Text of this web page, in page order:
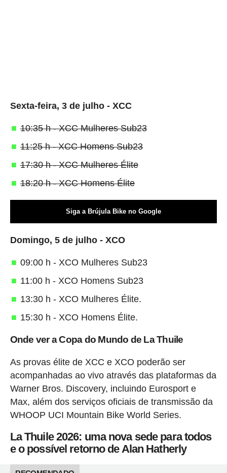
Sexta-feira, 3 de julho - XCC
10:35 h - XCC Mulheres Sub23
11:25 h - XCC Homens Sub23
17:30 h - XCC Mulheres Élite
18:20 h - XCC Homens Élite
Siga a Brújula Bike no Google
Domingo, 5 de julho - XCO
09:00 h - XCO Mulheres Sub23
11:00 h - XCO Homens Sub23
13:30 h - XCO Mulheres Élite.
15:30 h - XCO Homens Élite.
Onde ver a Copa do Mundo de La Thuile
As provas élite de XCC e XCO poderão ser
acompanhadas ao vivo através das plataformas da
Warner Bros. Discovery, incluindo Eurosport e
Max, além dos serviços oficiais de transmissão da
WHOOP UCI Mountain Bike World Series.
La Thuile 2026: uma nova sede para todos
e o possível retorno de Alan Hatherly